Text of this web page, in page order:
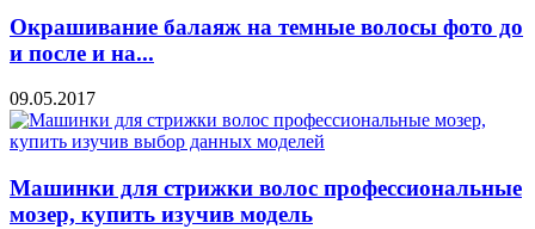
Окрашивание балаяж на темные волосы фото до
и после и на...
09.05.2017
Машинки для стрижки волос профессиональные
мозер, купить изучив модель